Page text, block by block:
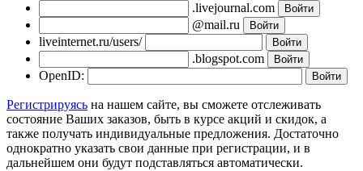
.livejournal.com
@mail.ru
liveinternet.ru/users/
.blogspot.com
OpenID:
Регистрируясь на нашем сайте, вы сможете отслеживать
состояние Ваших заказов, быть в курсе акций и скидок, а
также получать индивидуальные предложения. Достаточно
однократно указать свои данные при регистрации, и в
дальнейшем они будут подставляться автоматически.